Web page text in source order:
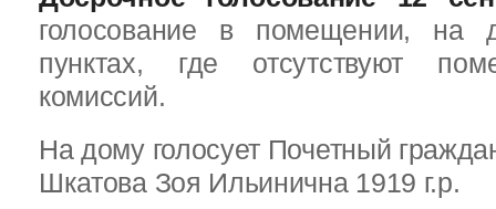
голосование в помещении, на
пунктах, где отсутствуют
комиссий.
На дому голосует Почетный
Шкатова Зоя Ильинична 1919 г.р.